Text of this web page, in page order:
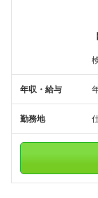
年収・給与
勤務地